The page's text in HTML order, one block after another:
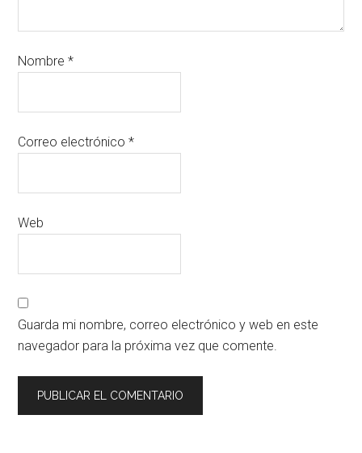
Nombre*
Correo electrónico*
Web
Guarda mi nombre, correo electrónico y web en este
navegador para la próxima vez que comente.